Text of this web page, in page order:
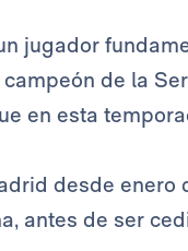
jugador
de la
en esta
desde enero
antes de ser